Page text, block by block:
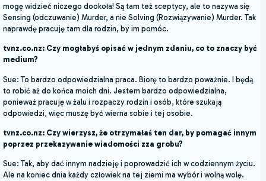
mogę widzieć niczego dookoła! Są tam też sceptycy, ale to nazywa się
Sensing (odczuwanie) Murder, a nie Solving (Rozwiązywanie) Murder. Tak
naprawdę pracuję tam dla rodzin, by im pomóc.
tvnz.co.nz: Czy mogłabyś opisać w jednym zdaniu, co to znaczy być
medium?
Sue: To bardzo odpowiedzialna praca. Biorę to bardzo poważnie. I będą
to robić aż do końca moich dni. Jestem bardzo odpowiedzialna,
ponieważ pracuję w żalu i rozpaczy rodzin i osób, które szukają
odpowiedzi, więc muszę być wierna sobie i tej osobie.
tvnz.co.nz: Czy wierzysz, że otrzymałaś ten dar, by pomagać innym
poprzez przekazywanie wiadomości zza grobu?
Sue: Tak, aby dać innym nadzieję i poprowadzić ich w codziennym życiu.
Ale na koniec dnia każdy człowiek na tej ziemi ma wybór i wolną wolę.